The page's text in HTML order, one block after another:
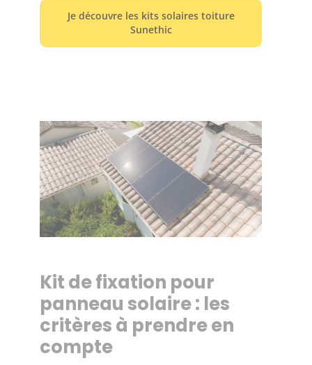
Je découvre les kits solaires toiture
Sunethic
Kit de fixation pour
panneau solaire : les
critères à prendre en
compte